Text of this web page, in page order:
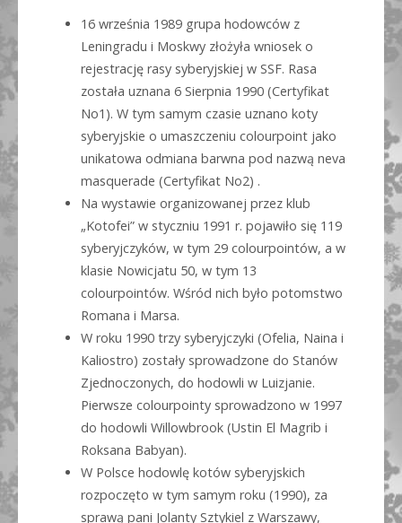
16 września 1989 grupa hodowców z
Leningradu i Moskwy złożyła wniosek o
rejestrację rasy syberyjskiej w SSF. Rasa
została uznana 6 Sierpnia 1990 (Certyfikat
No1). W tym samym czasie uznano koty
syberyjskie o umaszczeniu colourpoint jako
unikatowa odmiana barwna pod nazwą neva
masquerade (Certyfikat No2) .
Na wystawie organizowanej przez klub
„Kotofei” w styczniu 1991 r. pojawiło się 119
syberyjczyków, w tym 29 colourpointów, a w
klasie Nowicjatu 50, w tym 13
colourpointów. Wśród nich było potomstwo
Romana i Marsa.
W roku 1990 trzy syberyjczyki (Ofelia, Naina i
Kaliostro) zostały sprowadzone do Stanów
Zjednoczonych, do hodowli w Luizjanie.
Pierwsze colourpointy sprowadzono w 1997
do hodowli Willowbrook (Ustin El Magrib i
Roksana Babyan).
W Polsce hodowlę kotów syberyjskich
rozpoczęto w tym samym roku (1990), za
sprawą pani Jolanty Sztykiel z Warszawy,